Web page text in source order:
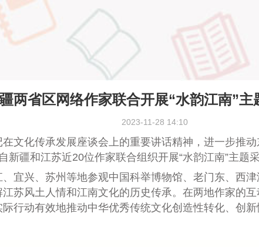
两省区网络作家联合开展“水韵江南”主
2023-11-28 14:10
在文化传承发展座谈会上的重要讲话精神，进一步推
新疆和江苏近20位作家联合组织开展“水韵江南”主题采
宜兴、苏州等地参观中国科举博物馆、老门东、西
苏风土人情和江南文化的历史传承。在两地作家的
行动有效地推动中华优秀传统文化创造性转化、创新